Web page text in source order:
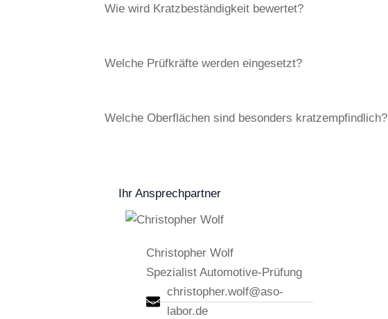
Wie wird Kratzbeständigkeit bewertet?
Welche Prüfkräfte werden eingesetzt?
Welche Oberflächen sind besonders kratzempfindlich?
Ihr Ansprechpartner
Christopher Wolf
Spezialist Automotive-Prüfung
christopher.wolf@aso-
labor.de